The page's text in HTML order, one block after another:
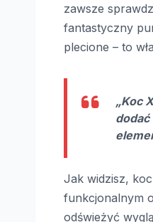
zawsze
fantastyczny
plecione – to
„Koc
Jak widzisz,
funkcjonalnym
odświeżyć